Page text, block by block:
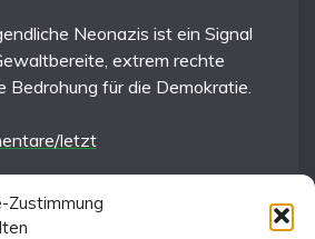
Zustimmung
Neonazis ist ein Signal
extrem rechte
Bedrohung für die Demokratie.
letzt